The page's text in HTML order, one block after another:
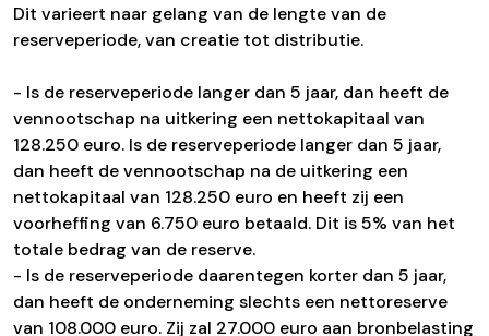
Dit varieert naar gelang van de lengte van de
reserveperiode, van creatie tot distributie.
- Is de reserveperiode langer dan 5 jaar, dan heeft de
vennootschap na uitkering een nettokapitaal van
128.250 euro. Is de reserveperiode langer dan 5 jaar,
dan heeft de vennootschap na de uitkering een
nettokapitaal van 128.250 euro en heeft zij een
voorheffing van 6.750 euro betaald. Dit is 5% van het
totale bedrag van de reserve.
- Is de reserveperiode daarentegen korter dan 5 jaar,
dan heeft de onderneming slechts een nettoreserve
van 108.000 euro. Zij zal 27.000 euro aan bronbelasting